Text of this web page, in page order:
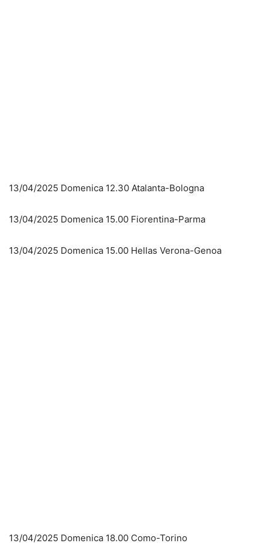
13/04/2025 Domenica 12.30 Atalanta-Bologna
13/04/2025 Domenica 15.00 Fiorentina-Parma
13/04/2025 Domenica 15.00 Hellas Verona-Genoa
13/04/2025 Domenica 18.00 Como-Torino